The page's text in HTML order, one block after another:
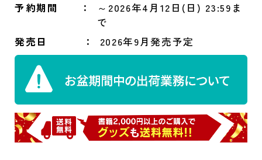
予約期間
～2026年4月12日(日) 23:59ま
で
発売日
2026年9月発売予定